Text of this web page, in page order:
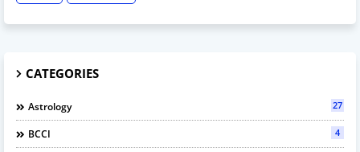
CATEGORIES
Astrology 27
BCCI 4